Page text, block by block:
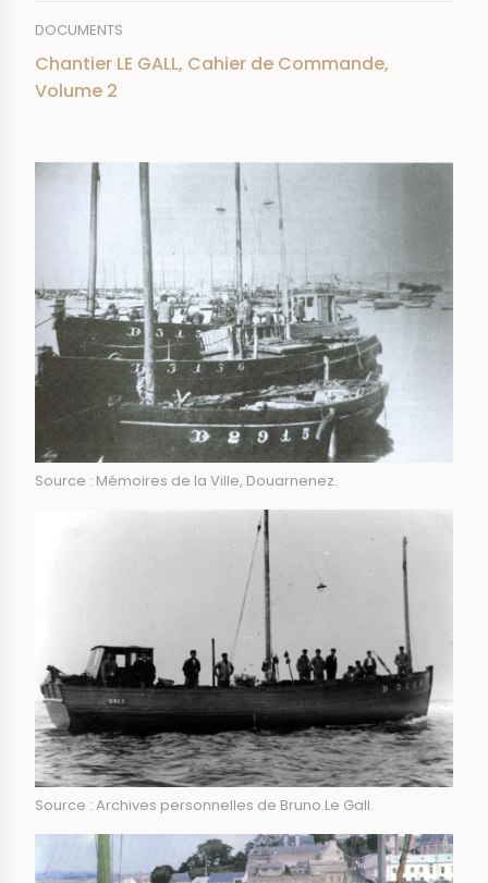
DOCUMENTS
Chantier LE GALL, Cahier de Commande,
Volume 2
Source : Mémoires de la Ville, Douarnenez.
Source : Archives personnelles de Bruno Le Gall.